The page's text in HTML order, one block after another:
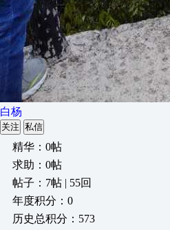
白杨
关注 私信
精华：0帖
求助：0帖
帖子：7帖 | 55回
年度积分：0
历史总积分：573